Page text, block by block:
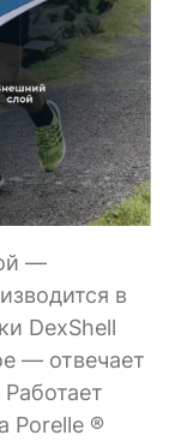
—
в
DexShell
— отвечает
Porelle ®